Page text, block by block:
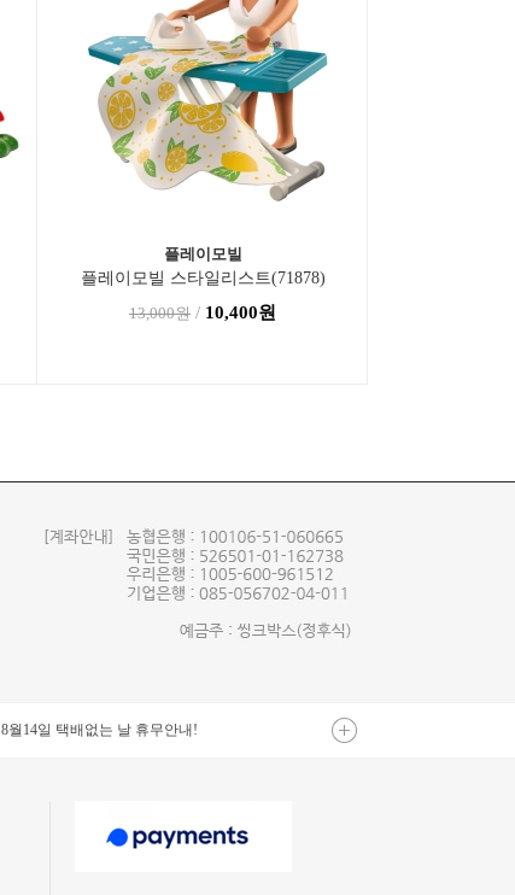
플레이모빌
플레이모빌 스타일리스트(71878)
13,000원 / 10,400원
8월14일 택배없는 날 휴무안내!